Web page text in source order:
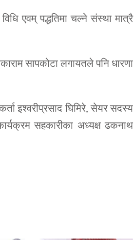
एवम् पद्धतिमा चल्ने संस्था मात्रै
सापकोटा लगायतले पनि धारणा
इश्वरीप्रसाद घिमिरे, सेयर सदस्य
सहकारीका अध्यक्ष ढकनाथ